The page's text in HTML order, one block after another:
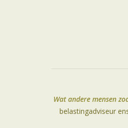
Wat andere mensen
belastingadviseur